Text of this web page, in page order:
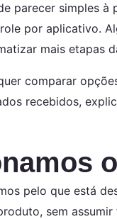
parecer simples
por aplicativo.
mais etapas
comparar
recebidos,
pelo que está
sem